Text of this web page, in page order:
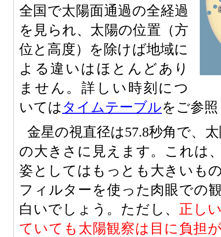
全国で太陽面通過の全経過
を見られ、太陽の位置（方
位と高度）を除けば地域に
よる違いはほとんどあり
ません。詳しい時刻につ
いてはタイムテーブルをご参
金星の視直径は57.8秒角で、
の大きさに見えます。これは
姿としてはもっとも大きいも
フィルターを使った肉眼での
白いでしょう。ただし、 正し
ていても太陽観察は目に負担